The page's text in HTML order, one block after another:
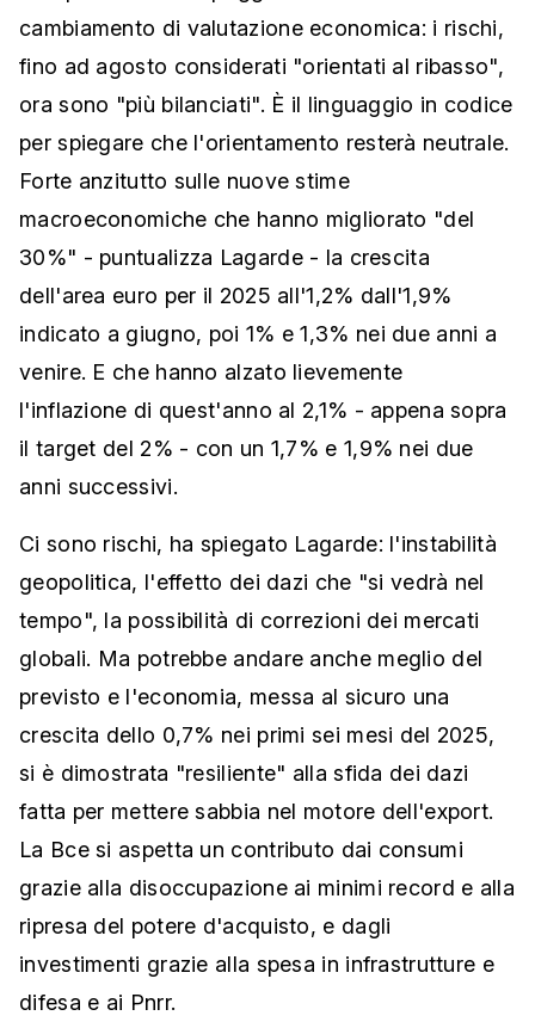
cambiamento di valutazione economica: i rischi,
fino ad agosto considerati "orientati al ribasso",
ora sono "più bilanciati". È il linguaggio in codice
per spiegare che l'orientamento resterà neutrale.
Forte anzitutto sulle nuove stime
macroeconomiche che hanno migliorato "del
30%" - puntualizza Lagarde - la crescita
dell'area euro per il 2025 all'1,2% dall'1,9%
indicato a giugno, poi 1% e 1,3% nei due anni a
venire. E che hanno alzato lievemente
l'inflazione di quest'anno al 2,1% - appena sopra
il target del 2% - con un 1,7% e 1,9% nei due
anni successivi.
Ci sono rischi, ha spiegato Lagarde: l'instabilità
geopolitica, l'effetto dei dazi che "si vedrà nel
tempo", la possibilità di correzioni dei mercati
globali. Ma potrebbe andare anche meglio del
previsto e l'economia, messa al sicuro una
crescita dello 0,7% nei primi sei mesi del 2025,
si è dimostrata "resiliente" alla sfida dei dazi
fatta per mettere sabbia nel motore dell'export.
La Bce si aspetta un contributo dai consumi
grazie alla disoccupazione ai minimi record e alla
ripresa del potere d'acquisto, e dagli
investimenti grazie alla spesa in infrastrutture e
difesa e ai Pnrr.